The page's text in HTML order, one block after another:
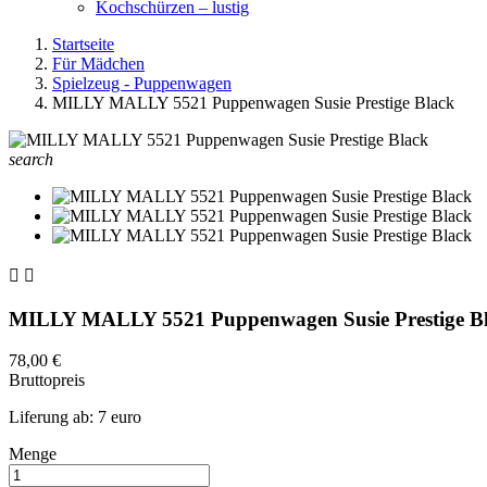
Kochschürzen – lustig
Startseite
Für Mädchen
Spielzeug - Puppenwagen
MILLY MALLY 5521 Puppenwagen Susie Prestige Black
search
 
MILLY MALLY 5521 Puppenwagen Susie Prestige
78,00 €
Bruttopreis
Liferung ab: 7 euro
Menge